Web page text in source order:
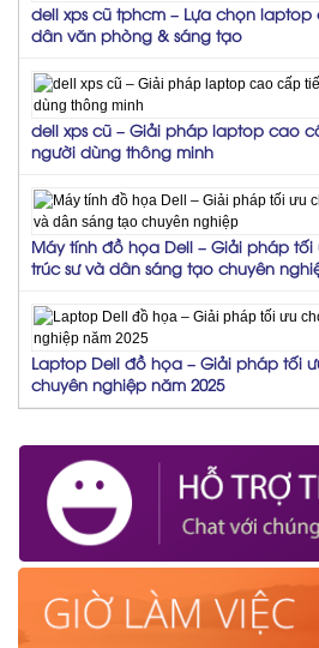
dell xps cũ tphcm – Lựa chọn
dân văn phòng & sáng tạo
dell xps cũ – Giải pháp laptop cao
người dùng thông minh
Máy tính đồ họa Dell – Giải pháp tối
trúc sư và dân sáng tạo chuyên
Laptop Dell đồ họa – Giải pháp tối
chuyên nghiệp năm 2025